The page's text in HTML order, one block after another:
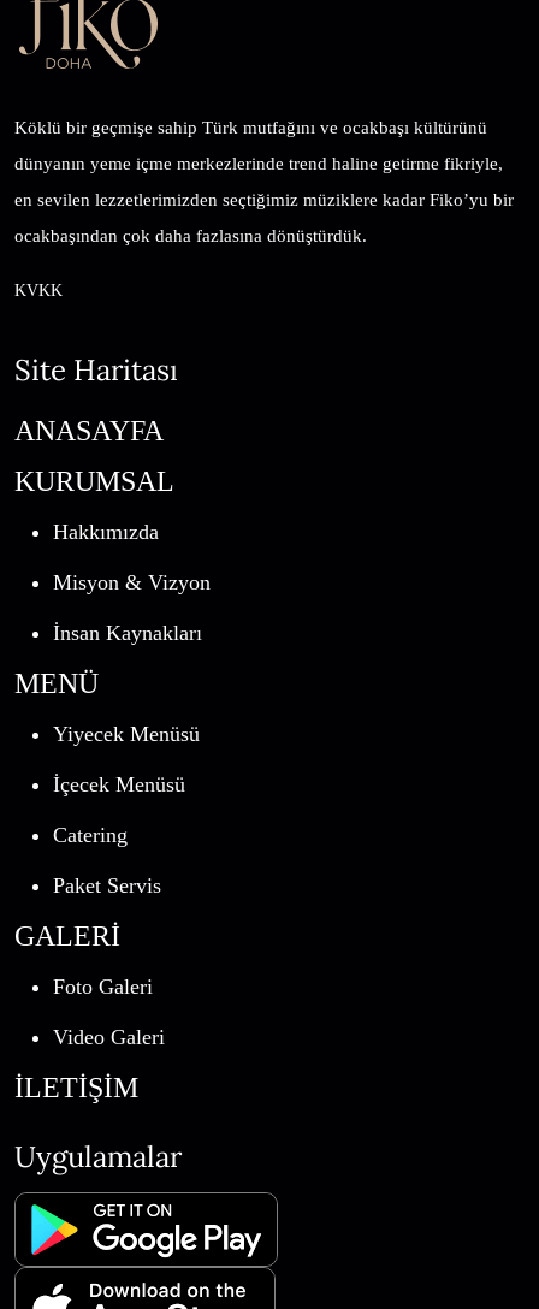
Köklü bir geçmişe sahip Türk mutfağını ve ocakbaşı kültürünü
dünyanın yeme içme merkezlerinde trend haline getirme fikriyle,
en sevilen lezzetlerimizden seçtiğimiz müziklere kadar Fiko’yu bir
ocakbaşından çok daha fazlasına dönüştürdük.
KVKK
Site Haritası
ANASAYFA
KURUMSAL
Hakkımızda
Misyon & Vizyon
İnsan Kaynakları
MENÜ
Yiyecek Menüsü
İçecek Menüsü
Catering
Paket Servis
GALERİ
Foto Galeri
Video Galeri
İLETİŞİM
Uygulamalar